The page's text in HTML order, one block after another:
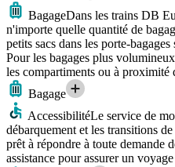
BagageDans les trains DB
n'importe quelle quantité de
petits sacs dans les porte-
Pour les bagages plus
les compartiments ou à proximité
Bagage
AccessibilitéLe service de
débarquement et les transitions
prêt à répondre à toute demande
assistance pour assurer un